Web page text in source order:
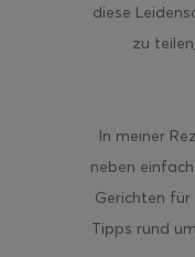
diese
zu
In meiner
neben
Gerichten für
Tipps rund